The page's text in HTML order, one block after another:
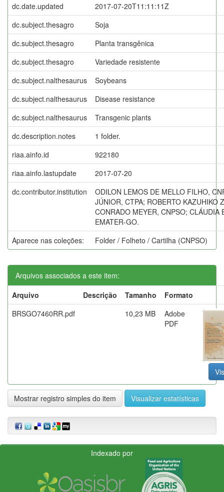
dc.date.updated
2017-07-20T11:11:11Z
dc.subject.thesagro
Soja
dc.subject.thesagro
Planta transgênica
dc.subject.thesagro
Variedade resistente
dc.subject.nalthesaurus
Soybeans
dc.subject.nalthesaurus
Disease resistance
dc.subject.nalthesaurus
Transgenic plants
dc.description.notes
1 folder.
riaa.ainfo.id
922180
riaa.ainfo.lastupdate
2017-07-20
dc.contributor.institution
ODILON LEMOS DE MELLO FILHO,
JÚNIOR, CTPA; ROBERTO KAZUHIKO
CONRADO MEYER, CNPSO; CLÁUDIA
EMATER-GO.
Aparece nas coleções:
Folder / Folheto / Cartilha (CNPSO)
Arquivos associados a este item:
Arquivo
Descrição Tamanho
Formato
BRSGO7460RR.pdf
10,23 MB
Adobe
PDF
Mostrar registro simples do item Visualizar estatísticas
Indexado por